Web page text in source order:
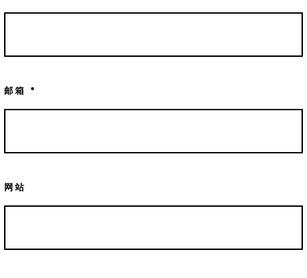
邮箱*
网站